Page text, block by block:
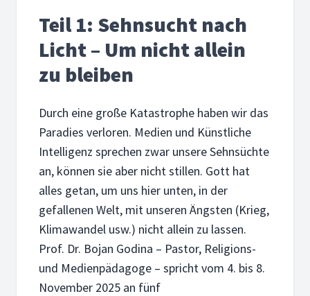
Teil 1: Sehnsucht nach
Licht – Um nicht allein
zu bleiben
Durch eine große Katastrophe haben wir das
Paradies verloren. Medien und Künstliche
Intelligenz sprechen zwar unsere Sehnsüchte
an, können sie aber nicht stillen. Gott hat
alles getan, um uns hier unten, in der
gefallenen Welt, mit unseren Ängsten (Krieg,
Klimawandel usw.) nicht allein zu lassen.
Prof. Dr. Bojan Godina – Pastor, Religions-
und Medienpädagoge – spricht vom 4. bis 8.
November 2025 an fünf